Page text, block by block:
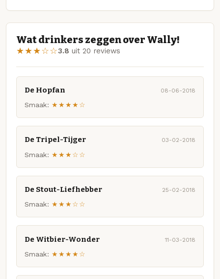
Wat drinkers zeggen over Wally!
★★★☆☆3.8 uit 20 reviews
De Hopfan 08-06-2018
Smaak: ★★★★☆
De Tripel-Tijger 03-02-2018
Smaak: ★★★☆☆
De Stout-Liefhebber 25-02-2018
Smaak: ★★★☆☆
De Witbier-Wonder 11-03-2018
Smaak: ★★★★☆